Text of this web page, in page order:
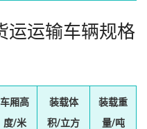
运运输车辆规格
车厢高
度/米
装载体
积/立方
装载重
量/吨